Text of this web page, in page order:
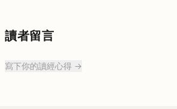
讀者留言
寫下你的讀經心得 →